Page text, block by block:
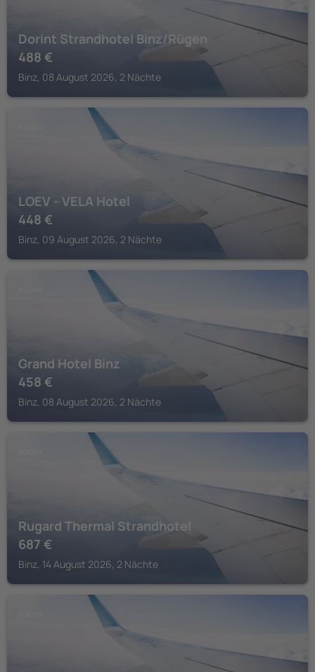
Dorint Strandhotel Binz/Rügen
488 €
Binz, 08 August 2026, 2 Nächte
LOEV - VELA Hotel
448 €
Binz, 09 August 2026, 2 Nächte
Grand Hotel Binz
458 €
Binz, 08 August 2026, 2 Nächte
Rugard Thermal Strandhotel
687 €
Binz, 14 August 2026, 2 Nächte